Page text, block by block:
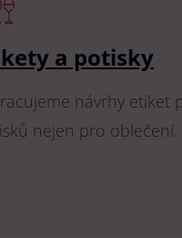
a potisky
návrhy etiket
nejen pro oblečení.